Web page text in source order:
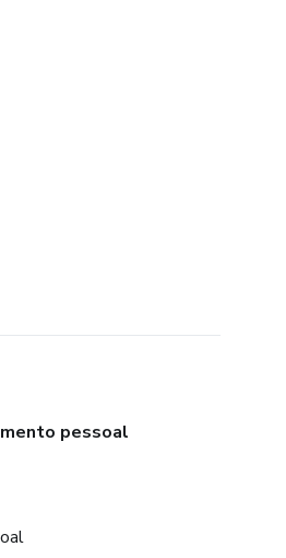
pessoal